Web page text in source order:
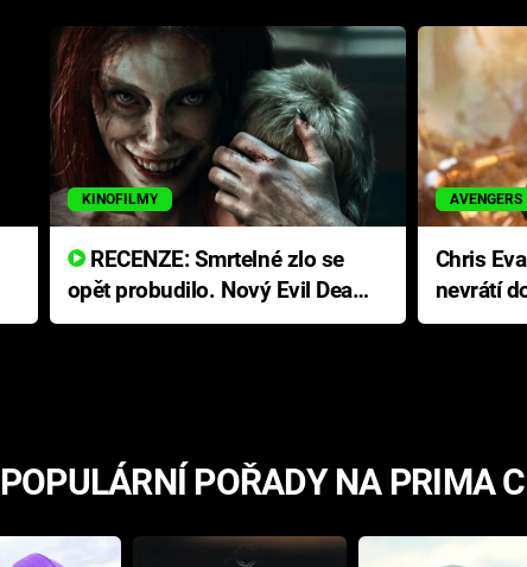
KINOFILMY
RECENZE: Smrtelné zlo se
opět probudilo. Nový Evil Dead
přichází s neodolatelnou
AVENGERS
Chris
nevrátí
Ameriky
POPULÁRNÍ POŘADY NA PRIMA